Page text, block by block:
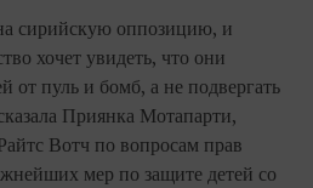
сирийскую оппозицию, и
хочет увидеть, что они
от пуль и бомб, а не подвергать
Приянка Мотапарти,
Вотч по вопросам прав
мер по защите детей со